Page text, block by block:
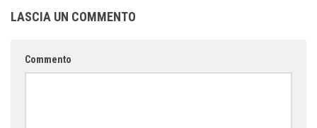
LASCIA UN COMMENTO
Commento